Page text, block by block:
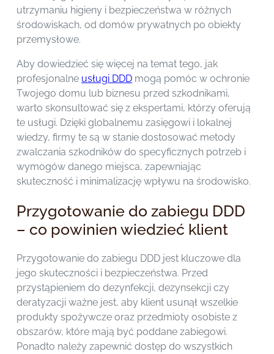
utrzymaniu higieny i bezpieczeństwa w różnych
środowiskach, od domów prywatnych po obiekty
przemysłowe.
Aby dowiedzieć się więcej na temat tego, jak
profesjonalne usługi DDD mogą pomóc w ochronie
Twojego domu lub biznesu przed szkodnikami,
warto skonsultować się z ekspertami, którzy oferują
te usługi. Dzięki globalnemu zasięgowi i lokalnej
wiedzy, firmy te są w stanie dostosować metody
zwalczania szkodników do specyficznych potrzeb i
wymogów danego miejsca, zapewniając
skuteczność i minimalizację wpływu na środowisko.
Przygotowanie do zabiegu DDD
– co powinien wiedzieć klient
Przygotowanie do zabiegu DDD jest kluczowe dla
jego skuteczności i bezpieczeństwa. Przed
przystąpieniem do dezynfekcji, dezynsekcji czy
deratyzacji ważne jest, aby klient usunął wszelkie
produkty spożywcze oraz przedmioty osobiste z
obszarów, które mają być poddane zabiegowi.
Ponadto należy zapewnić dostęp do wszystkich